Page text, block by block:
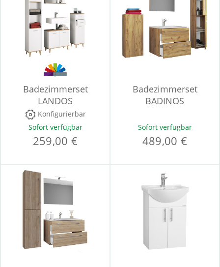
Badezimmerset
LANDOS
Konfigurierbar
Sofort verfügbar
259,00 €
Badezimmerset
BADINOS
Sofort verfügbar
489,00 €